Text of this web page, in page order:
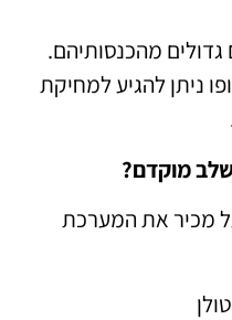
מהכנסותיהם.
ניתן להגיע למחיקת
מוקדם?
מכיר את המערכת